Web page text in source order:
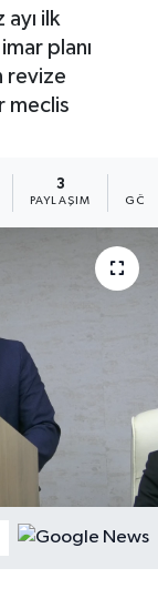
ilk
planı
revize
meclis
3
PAYLAŞIM